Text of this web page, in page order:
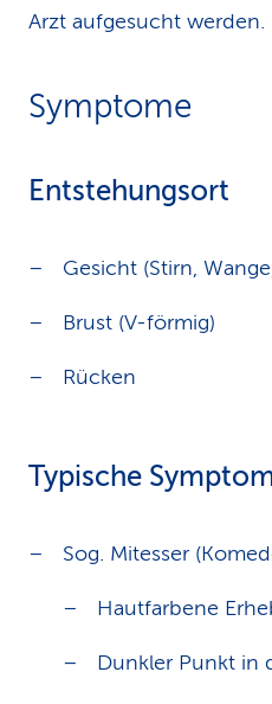
Arzt aufgesucht werden.
Symptome
Entstehungsort
Gesicht (Stirn,
Brust (V-förmig)
Rücken
Typische
Sog. Mitesser
Hautfarbene
Dunkler Punkt in